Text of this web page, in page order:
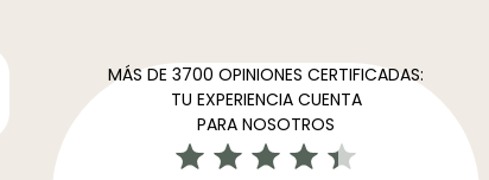
MÁS DE 3700 OPINIONES CERTIFICADAS:
TU EXPERIENCIA CUENTA
PARA NOSOTROS